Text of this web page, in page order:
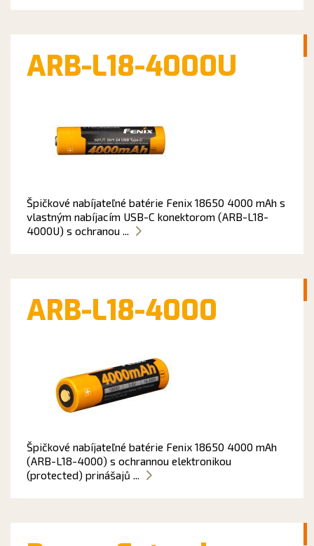
ARB-L18-4000U
Špičkové nabíjateľné batérie Fenix 18650 4000 mAh s
vlastným nabíjacím USB-C konektorom (ARB-L18-
4000U) s ochranou ...
ARB-L18-4000
Špičkové nabíjateľné batérie Fenix 18650 4000 mAh
(ARB-L18-4000) s ochrannou elektronikou
(protected) prinášajů ...